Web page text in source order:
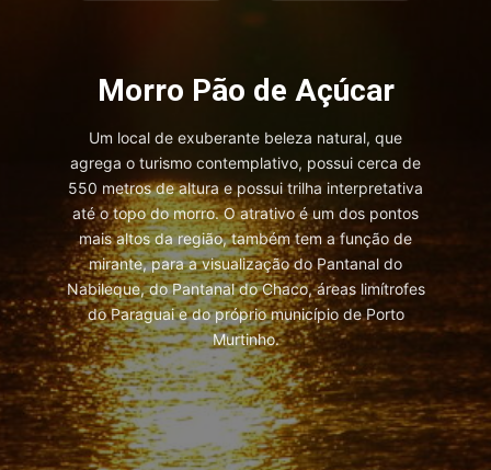
Morro Pão de Açúcar
Um local de exuberante beleza natural, que
agrega o turismo contemplativo, possui cerca de
550 metros de altura e possui trilha interpretativa
até o topo do morro. O atrativo é um dos pontos
mais altos da região, também tem a função de
mirante, para a visualização do Pantanal do
Nabileque, do Pantanal do Chaco, áreas limítrofes
do Paraguai e do próprio município de Porto
Murtinho.